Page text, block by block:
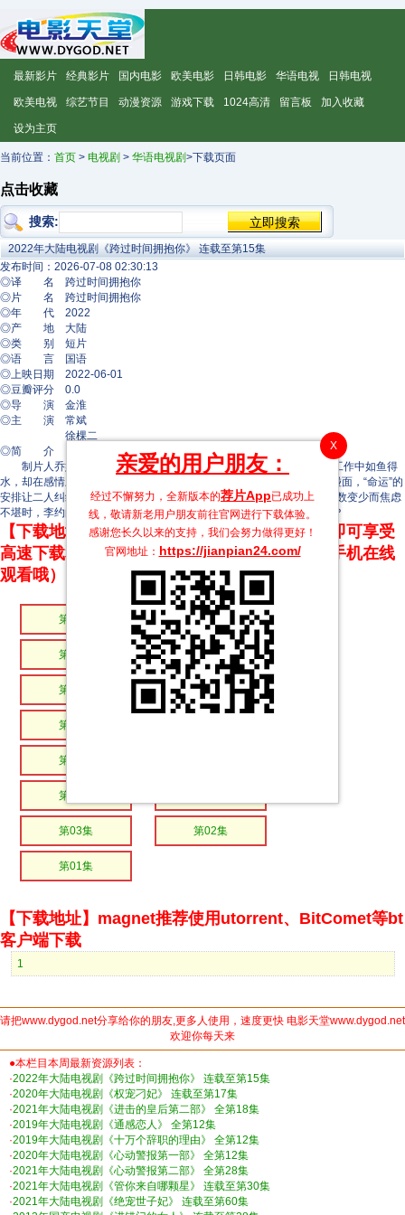
最新影片 经典影片 国内电影 欧美电影 日韩电影 华语电视 日韩电视
欧美电视 综艺节目 动漫资源 游戏下载 1024高清 留言板 加入收藏
设为主页
当前位置： 首页 > 电视剧 > 华语电视剧>下载页面
点击收藏
搜索:
X
亲爱的用户朋友：
经过不懈努力，全新版本的荐片App已成功上
线，敬请新老用户朋友前往官网进行下载体验。
感谢您长久以来的支持，我们会努力做得更好！
官网地址： https://jianpian24.com/
2022年大陆电视剧《跨过时间拥抱你》 连载至第15集
发布时间：2026-07-08 02:30:13
◎译 名 跨过时间拥抱你
◎片 名 跨过时间拥抱你
◎年 代 2022
◎产 地 大陆
◎类 别 短片
◎语 言 国语
◎上映日期 2022-06-01
◎豆瓣评分 0.0
◎导 演 金淮
◎主 演 常斌
徐棵二
◎简 介
制片人乔婉拥有“看得见与别人见面次数“的能力。这种能力让她在工作中如鱼得
水，却在感情上令她痛苦不堪..机缘巧合之下乔婉与导演李约在工作中碰面，“命运”的
安排让二人纠缠在一起。随着李约展开强烈的爱情攻势，乔婉因见面次数变少而焦虑
不堪时，李约的“超能力”也逐渐显露出来，乔婉将如何面对这奇妙缘分？
【下载地址】本站专属下载器：点击下方链接 即可享受
高速下载和在线播放 专治迅雷无法下载（支持手机在线
观看哦）
第15集 第14集
第13集 第12集
第11集 第10集
第09集
第07集
第05集
第03集 第02集
第01集
【下载地址】magnet推荐使用utorrent、BitComet等bt
客户端下载
1
请把www.dygod.net分享给你的朋友,更多人使用，速度更快 电影天堂www.dygod.net
欢迎你每天来
●本栏目本周最新资源列表：
·2022年大陆电视剧《跨过时间拥抱你》 连载至第15集
·2020年大陆电视剧《权宠刁妃》 连载至第17集
·2021年大陆电视剧《进击的皇后第二部》 全第18集
·2019年大陆电视剧《通感恋人》 全第12集
·2019年大陆电视剧《十万个辞职的理由》 全第12集
·2020年大陆电视剧《心动警报第一部》 全第12集
·2021年大陆电视剧《心动警报第二部》 全第28集
·2021年大陆电视剧《管你来自哪颗星》 连载至第30集
·2021年大陆电视剧《绝宠世子妃》 连载至第60集